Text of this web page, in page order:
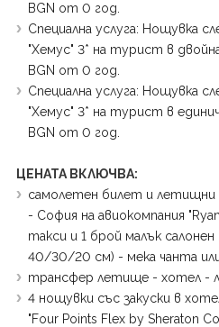
BGN от 0 год.
Специална услуга: Нощувка
"Хемус" 3* на турист в
BGN от 0 год.
Специална услуга: Нощувка
"Хемус" 3* на турист в
BGN от 0 год.
ЦЕНАТА ВКЛЮЧВА:
самолетен билет и летищни
- София на авиокомпания
такси и 1 брой малък
40/30/20 см) - мека чанта или
трансфер летище - хотел -
4 нощувки със закуски в
"Four Points Flex by Sheraton